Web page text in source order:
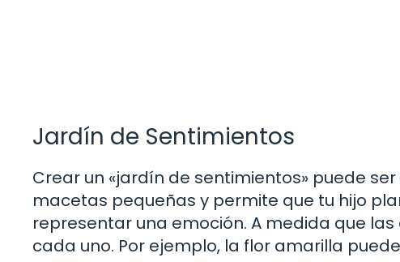
Jardín de Sentimientos
Crear un «jardín de sentimientos» puede
macetas pequeñas y permite que tu hijo
representar una emoción. A medida que
cada uno. Por ejemplo, la flor amarilla